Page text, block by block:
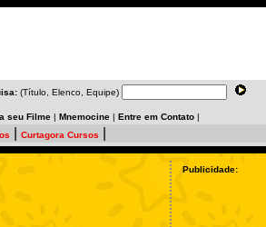
(Título, Elenco, Equipe)
seu Filme | Mnemocine | Entre em Contato |
Curtagora Cursos
Publicidade: